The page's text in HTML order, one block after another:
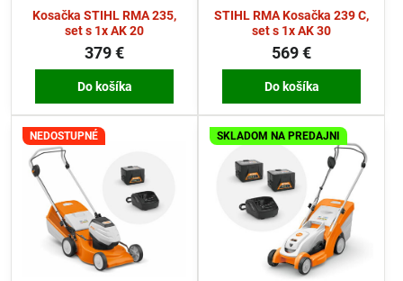
Kosačka STIHL RMA 235,
set s 1x AK 20
379 €
Do košíka
STIHL RMA Kosačka 239 C,
set s 1x AK 30
569 €
Do košíka
NEDOSTUPNÉ SKLADOM NA PREDAJNI